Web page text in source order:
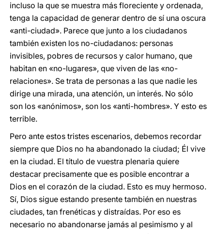
incluso la que se muestra más floreciente y ordenada,
tenga la capacidad de generar dentro de sí una oscura
«anti-ciudad». Parece que junto a los ciudadanos
también existen los no-ciudadanos: personas
invisibles, pobres de recursos y calor humano, que
habitan en «no-lugares», que viven de las «no-
relaciones». Se trata de personas a las que nadie les
dirige una mirada, una atención, un interés. No sólo
son los «anónimos», son los «anti-hombres». Y esto es
terrible.
Pero ante estos tristes escenarios, debemos recordar
siempre que Dios no ha abandonado la ciudad; Él vive
en la ciudad. El título de vuestra plenaria quiere
destacar precisamente que es posible encontrar a
Dios en el corazón de la ciudad. Esto es muy hermoso.
Sí, Dios sigue estando presente también en nuestras
ciudades, tan frenéticas y distraídas. Por eso es
necesario no abandonarse jamás al pesimismo y al